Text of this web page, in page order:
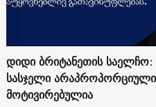
დიდი ბრიტანეთის
სასჯელი
მოტივირებულია